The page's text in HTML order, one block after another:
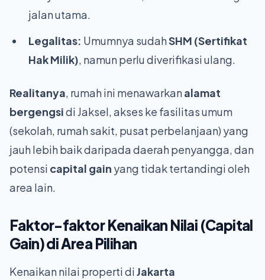
jalan utama.
Legalitas: Umumnya sudahSHM (Sertifikat
Hak Milik), namun perlu diverifikasi ulang.
Realitanya, rumah ini menawarkanalamat
bergengsidi Jaksel, akses ke fasilitas umum
(sekolah, rumah sakit, pusat perbelanjaan) yang
jauh lebih baik daripada daerah penyangga, dan
potensi capital gain yang tidak tertandingi oleh
area lain.
Faktor-faktor Kenaikan Nilai (Capital
Gain) di Area Pilihan
Kenaikan nilai properti diJakarta